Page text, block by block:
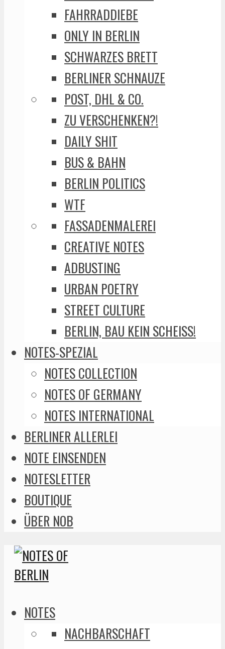
FAHRRADDIEBE
ONLY IN BERLIN
SCHWARZES BRETT
BERLINER SCHNAUZE
POST, DHL & CO.
ZU VERSCHENKEN?!
DAILY SHIT
BUS & BAHN
BERLIN POLITICS
WTF
FASSADENMALEREI
CREATIVE NOTES
ADBUSTING
URBAN POETRY
STREET CULTURE
BERLIN, BAU KEIN SCHEISS!
NOTES-SPEZIAL
NOTES COLLECTION
NOTES OF GERMANY
NOTES INTERNATIONAL
BERLINER ALLERLEI
NOTE EINSENDEN
NOTESLETTER
BOUTIQUE
ÜBER NOB
NOTES
NACHBARSCHAFT